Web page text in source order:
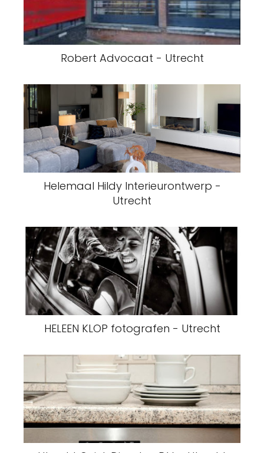
Robert Advocaat - Utrecht
Helemaal Hildy Interieurontwerp -
Utrecht
HELEEN KLOP fotografen - Utrecht